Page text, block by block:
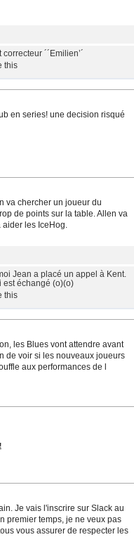
correcteur ´´Emilien’´
this
en series! une decision risqué
va chercher un joueur du
de points sur la table. Allen va
les IceHog.
Jean a placé un appel à Kent.
est échangé (o)(o)
this
les Blues vont attendre avant
de voir si les nouveaux joueurs
aux performances de l
Je vais l'inscrire sur Slack au
premier temps, je ne veux pas
vous assurer de respecter les